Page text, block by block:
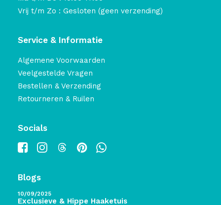
Vrij t/m Zo : Gesloten (geen verzending)
Service & Informatie
Algemene Voorwaarden
Veelgestelde Vragen
Bestellen & Verzending
Retourneren & Ruilen
Socials
Blogs
10/09/2025
Exclusieve & Hippe Haaketuis